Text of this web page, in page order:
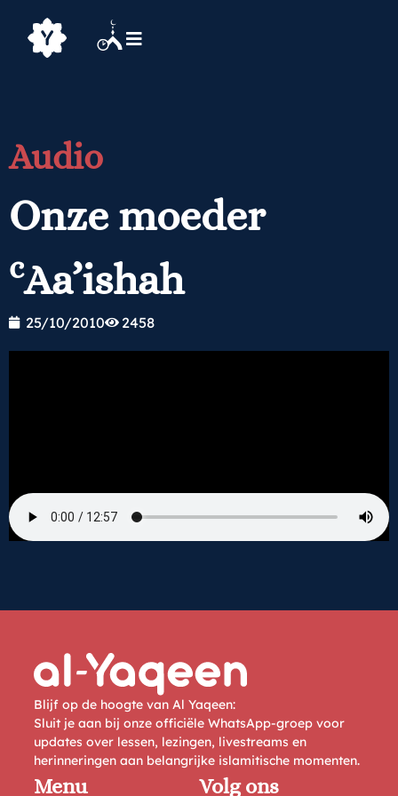
Audio
Onze moeder
cAa’ishah
25/10/2010 2458
Blijf op de hoogte van Al Yaqeen:
Sluit je aan bij onze officiële WhatsApp-groep voor
updates over lessen, lezingen, livestreams en
herinneringen aan belangrijke islamitische momenten.
Menu Volg ons